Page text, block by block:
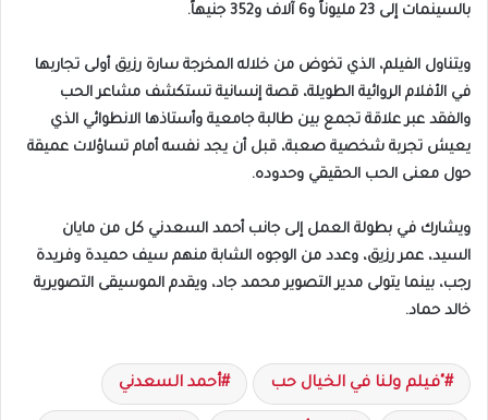
بالسينمات إلى 23 مليوناً و6 آلاف و352 جنيهاً.
ويتناول الفيلم، الذي تخوض من خلاله المخرجة سارة رزيق أولى تجاربها
في الأفلام الروائية الطويلة، قصة إنسانية تستكشف مشاعر الحب
والفقد عبر علاقة تجمع بين طالبة جامعية وأستاذها الانطوائي الذي
يعيش تجربة شخصية صعبة، قبل أن يجد نفسه أمام تساؤلات عميقة
حول معنى الحب الحقيقي وحدوده.
ويشارك في بطولة العمل إلى جانب أحمد السعدني كل من مايان
السيد، عمر رزيق، وعدد من الوجوه الشابة منهم سيف حميدة وفريدة
رجب، بينما يتولى مدير التصوير محمد جاد، ويقدم الموسيقى التصويرية
خالد حماد.
"فيلم ولنا في الخيال حب أحمد السعدني